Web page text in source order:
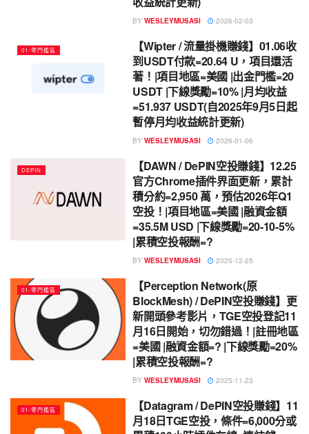
BY WESLEYMUSASI 2026-02-03
01-零門檻區
【Wipter / 流量掛機賺錢】01.06收
到USDT付款=20.64 U，項目還活
著！|項目地區=美國 |出金門檻=20
USDT |下線獎勵=10% |月均收益
=51.937 USDT(自2025年9月5日起
暫停月均收益統計更新)
BY WESLEYMUSASI 2026-01-06
DEPIN
【DAWN / DePIN空投賺錢】12.25
官方Chrome插件界面更新，累計
積分約=2,950 萬，預估2026年Q1
空投！|項目地區=美國 |融資金額
=35.5M USD |下線獎勵=20-10-5%
|累積空投報酬=?
BY WESLEYMUSASI 2025-12-25
01-零門檻區
【Perception Network(原
BlockMesh) / DePIN空投賺錢】更
新開頭參考影片，TGE空投登記11
月16日開始，切勿錯過！|註冊地區
=美國 |融資金額=? |下線獎勵=20%
|累積空投報酬=?
BY WESLEYMUSASI 2025-11-23
01-零門檻區
【Datagram / DePIN空投賺錢】11
月18日TGE空投，條件=6,000分或